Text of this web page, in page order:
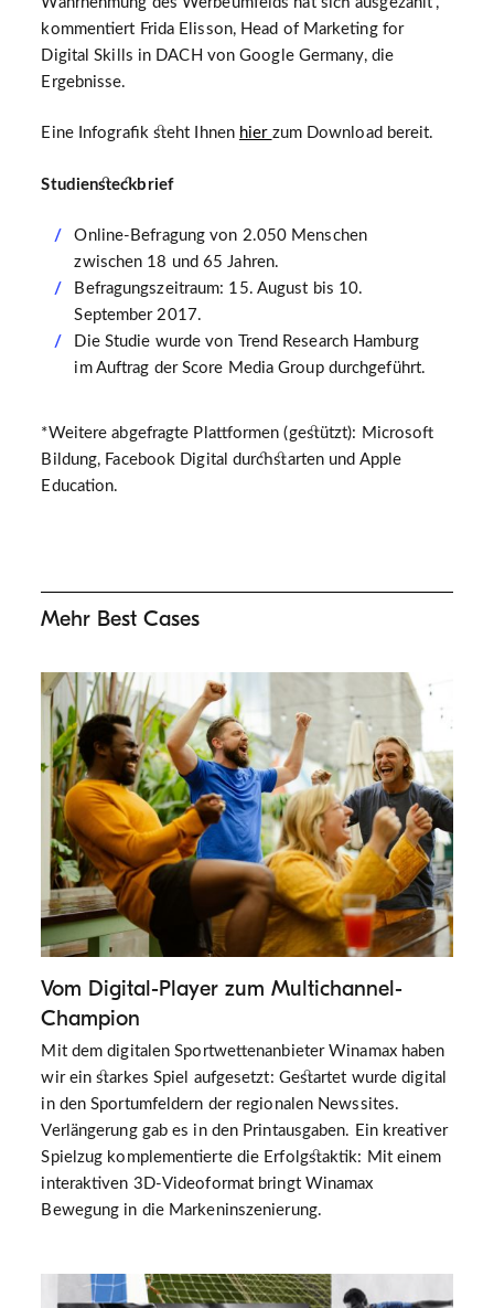
kommentiert Frida Elisson, Head of Marketing for
Digital Skills in DACH von Google Germany, die
Ergebnisse.
Eine Infografik steht Ihnen hier zum Download bereit.
Studiensteckbrief
Online-Befragung von 2.050 Menschen
zwischen 18 und 65 Jahren.
Befragungszeitraum: 15. August bis 10.
September 2017.
Die Studie wurde von Trend Research Hamburg
im Auftrag der Score Media Group durchgeführt.
*Weitere abgefragte Plattformen (gestützt): Microsoft
Bildung, Facebook Digital durchstarten und Apple
Education.
Mehr Best Cases
Vom Digital-Player zum Multichannel-
Champion
Mit dem digitalen Sportwettenanbieter Winamax haben
wir ein starkes Spiel aufgesetzt: Gestartet wurde digital
in den Sportumfeldern der regionalen Newssites.
Verlängerung gab es in den Printausgaben. Ein kreativer
Spielzug komplementierte die Erfolgstaktik: Mit einem
interaktiven 3D-Videoformat bringt Winamax
Bewegung in die Markeninszenierung.